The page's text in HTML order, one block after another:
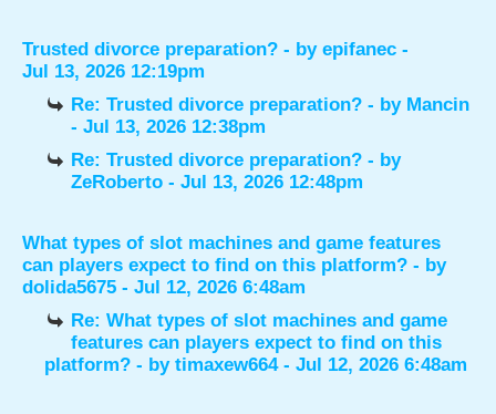
Trusted divorce preparation? - by epifanec -
Jul 13, 2026 12:19pm
Re: Trusted divorce preparation? - by Mancin
- Jul 13, 2026 12:38pm
Re: Trusted divorce preparation? - by
ZeRoberto - Jul 13, 2026 12:48pm
What types of slot machines and game features
can players expect to find on this platform? - by
dolida5675 - Jul 12, 2026 6:48am
Re: What types of slot machines and game
features can players expect to find on this
platform? - by timaxew664- Jul 12, 2026 6:48am